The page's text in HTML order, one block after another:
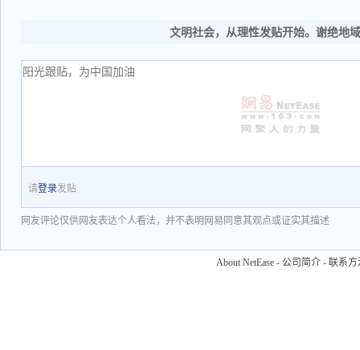
文明社会，从理性发贴开始。谢绝地
请登录发贴
网友评论仅供网友表达个人看法，并不表明网易同意其观点或证实其描述
About NetEase - 公司简介 - 联系方